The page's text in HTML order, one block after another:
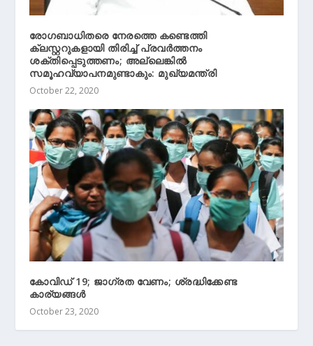
രോഗബാധിതരെ നേരത്തെ കണ്ടെത്തി
ക്ലസ്റ്ററുകളായി തിരിച്ച് പ്രവര്‍ത്തനം
ശക്തിപ്പെടുത്തണം; അല്ലെങ്കില്‍
സമൂഹവ്യാപനമുണ്ടാകും: മുഖ്യമന്ത്രി
October 22, 2020
കോവി‍ഡ് 19; ജാഗ്രത വേണം; ശ്രദ്ധിക്കേണ്ട
കാര്യങ്ങൾ
October 23, 2020